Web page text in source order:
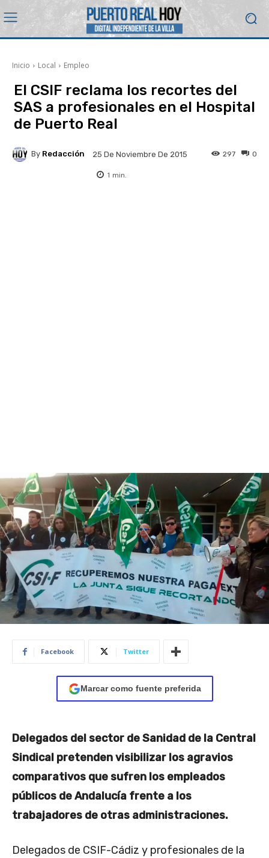
Inicio Local Empleo
El CSIF reclama los recortes del
SAS a profesionales en el Hospital
de Puerto Real
By Redacción 25 De Noviembre De 2015 0
297
1 min.
Facebook Twitter
Marcar como fuente preferida
Delegados del sector de Sanidad de la Central
Sindical pretenden visibilizar los agravios
comparativos que sufren los empleados
públicos de Andalucía frente a los
trabajadores de otras administraciones.
Delegados de CSIF-Cádiz y profesionales de la